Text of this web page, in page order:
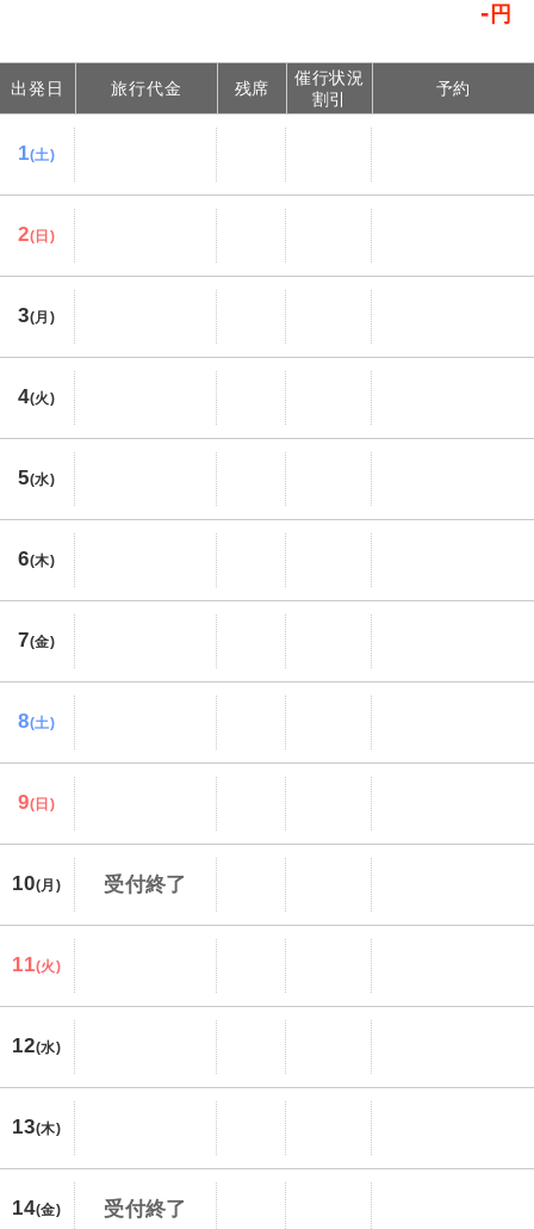
- 円
出発日 旅行代金 残席
催行状況
割引
予約
1(土)
2(日)
3(月)
4(火)
5(水)
6(木)
7(金)
8(土)
9(日)
10(月) 受付終了
11(火)
12(水)
13(木)
14(金) 受付終了